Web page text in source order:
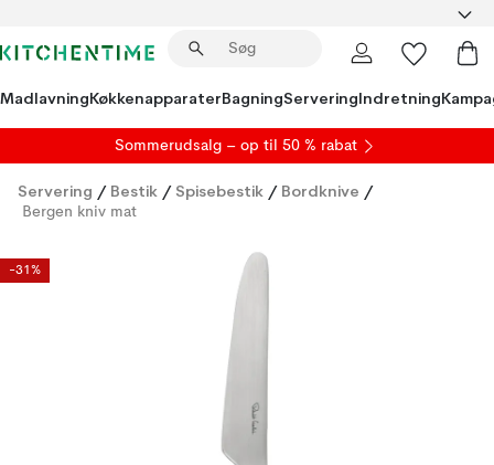
MadlavningKøkkenapparaterBagningServeringIndretning
Sommerudsalg – op til 50 % rabat
Servering / Bestik / Spisebestik / Bordknive /
Bergen kniv mat
-31%